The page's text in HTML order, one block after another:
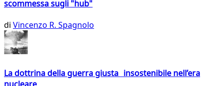
scommessa sugli "hub"
di Vincenzo R. Spagnolo
La dottrina della guerra giusta insostenibile nell’era
nucleare